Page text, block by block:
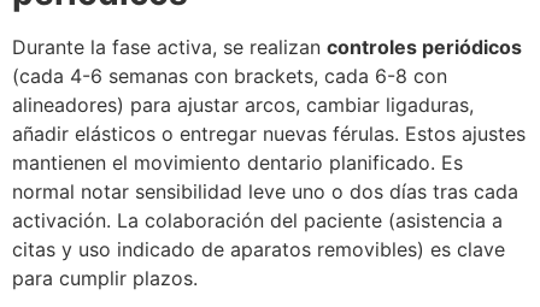
Durante la fase activa, se realizan controles periódicos
(cada 4-6 semanas con brackets, cada 6-8 con
alineadores) para ajustar arcos, cambiar ligaduras,
añadir elásticos o entregar nuevas férulas. Estos ajustes
mantienen el movimiento dentario planificado. Es
normal notar sensibilidad leve uno o dos días tras cada
activación. La colaboración del paciente (asistencia a
citas y uso indicado de aparatos removibles) es clave
para cumplir plazos.